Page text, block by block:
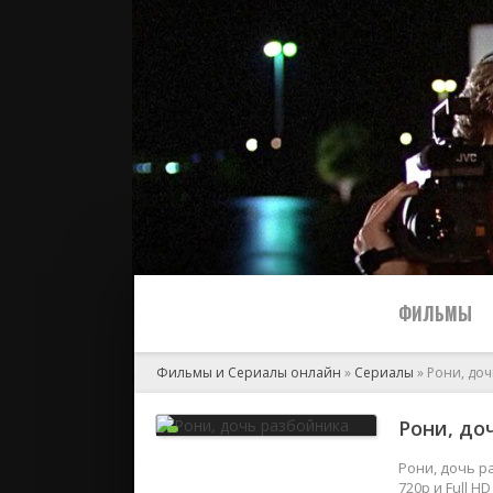
ФИЛЬМЫ
2024
Фильмы и Сериалы онлайн » Сериалы » Рони,
Рони,
Рони, дочь
720p и Full